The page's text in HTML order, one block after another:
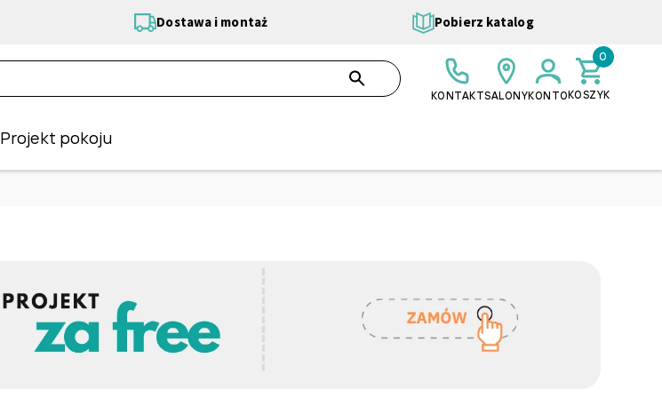
Dostawa i montaż Pobierz katalog
Projekt pokoju
SZUKAJ
KONTAKTSALONYKONTOKOSZYK
0,00 ZŁ
0